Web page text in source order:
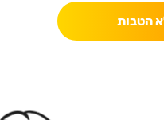
הטבות